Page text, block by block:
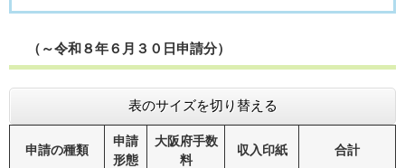
（～令和８年６月３０日申請分）
表のサイズを切り替える
申請の種類
申請
形態
大阪府手数
料
収入印紙 合計